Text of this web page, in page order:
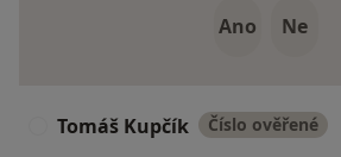
Ano Ne
Tomáš Kupčík Číslo ověřené